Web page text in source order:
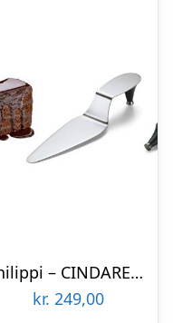
Philippi – CINDARELLA Kagespade
kr. 249,00